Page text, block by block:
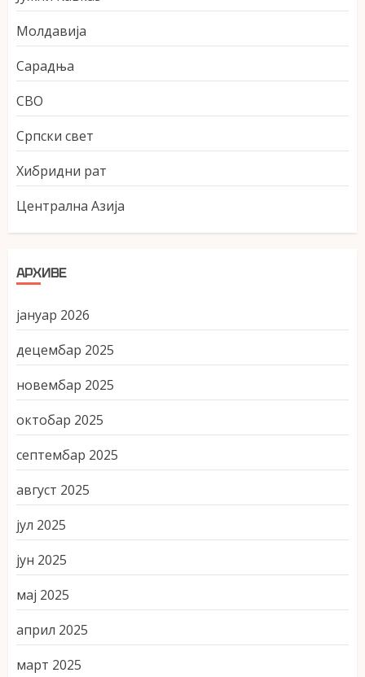
Молдавија
Сарадња
СВО
Српски свет
Хибридни рат
Централна Азија
АРХИВЕ
јануар 2026
децембар 2025
новембар 2025
октобар 2025
септембар 2025
август 2025
јул 2025
јун 2025
мај 2025
април 2025
март 2025